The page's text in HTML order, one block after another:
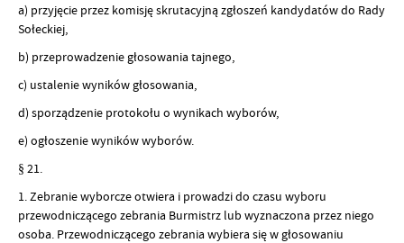
a) przyjęcie przez komisję skrutacyjną zgłoszeń kandydatów do Rady
Sołeckiej,
b) przeprowadzenie głosowania tajnego,
c) ustalenie wyników głosowania,
d) sporządzenie protokołu o wynikach wyborów,
e) ogłoszenie wyników wyborów.
§ 21.
1. Zebranie wyborcze otwiera i prowadzi do czasu wyboru
przewodniczącego zebrania Burmistrz lub wyznaczona przez niego
osoba. Przewodniczącego zebrania wybiera się w głosowaniu